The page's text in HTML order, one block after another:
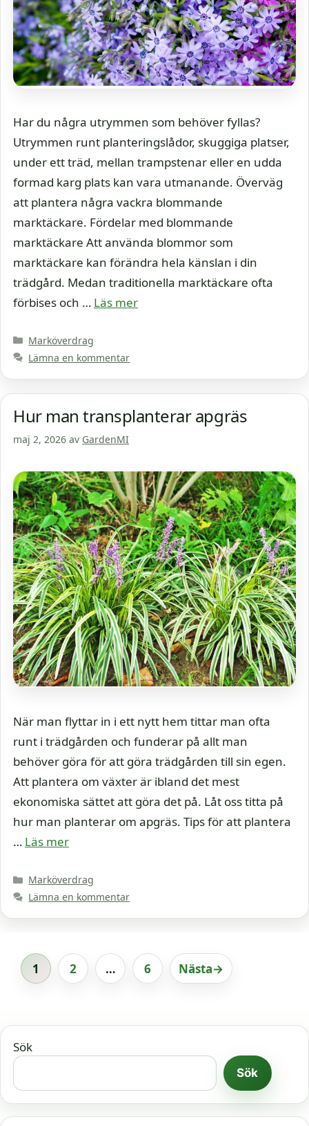
Har du några utrymmen som behöver fyllas?
Utrymmen runt planteringslådor, skuggiga platser,
under ett träd, mellan trampstenar eller en udda
formad karg plats kan vara utmanande. Överväg
att plantera några vackra blommande
marktäckare. Fördelar med blommande
marktäckare Att använda blommor som
marktäckare kan förändra hela känslan i din
trädgård. Medan traditionella marktäckare ofta
förbises och … Läs mer
Kategorier
Marköverdrag
Lämna en kommentar
Hur man transplanterar apgräs
maj 2, 2026 av GardenMI
När man flyttar in i ett nytt hem tittar man ofta
runt i trädgården och funderar på allt man
behöver göra för att göra trädgården till sin egen.
Att plantera om växter är ibland det mest
ekonomiska sättet att göra det på. Låt oss titta på
hur man planterar om apgräs. Tips för att plantera
… Läs mer
Kategorier
Marköverdrag
Lämna en kommentar
Sida
1 Sida
2 … Sida
6 Nästa→
Sök
Sök